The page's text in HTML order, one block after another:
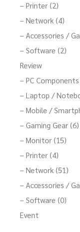
– Printer (2)
– Network (4)
– Accessories /
– Software (2)
Review
– PC
– Laptop /
– Mobile /
– Gaming Gear (6)
– Monitor (15)
– Printer (4)
– Network (51)
– Accessories /
– Software (0)
Event